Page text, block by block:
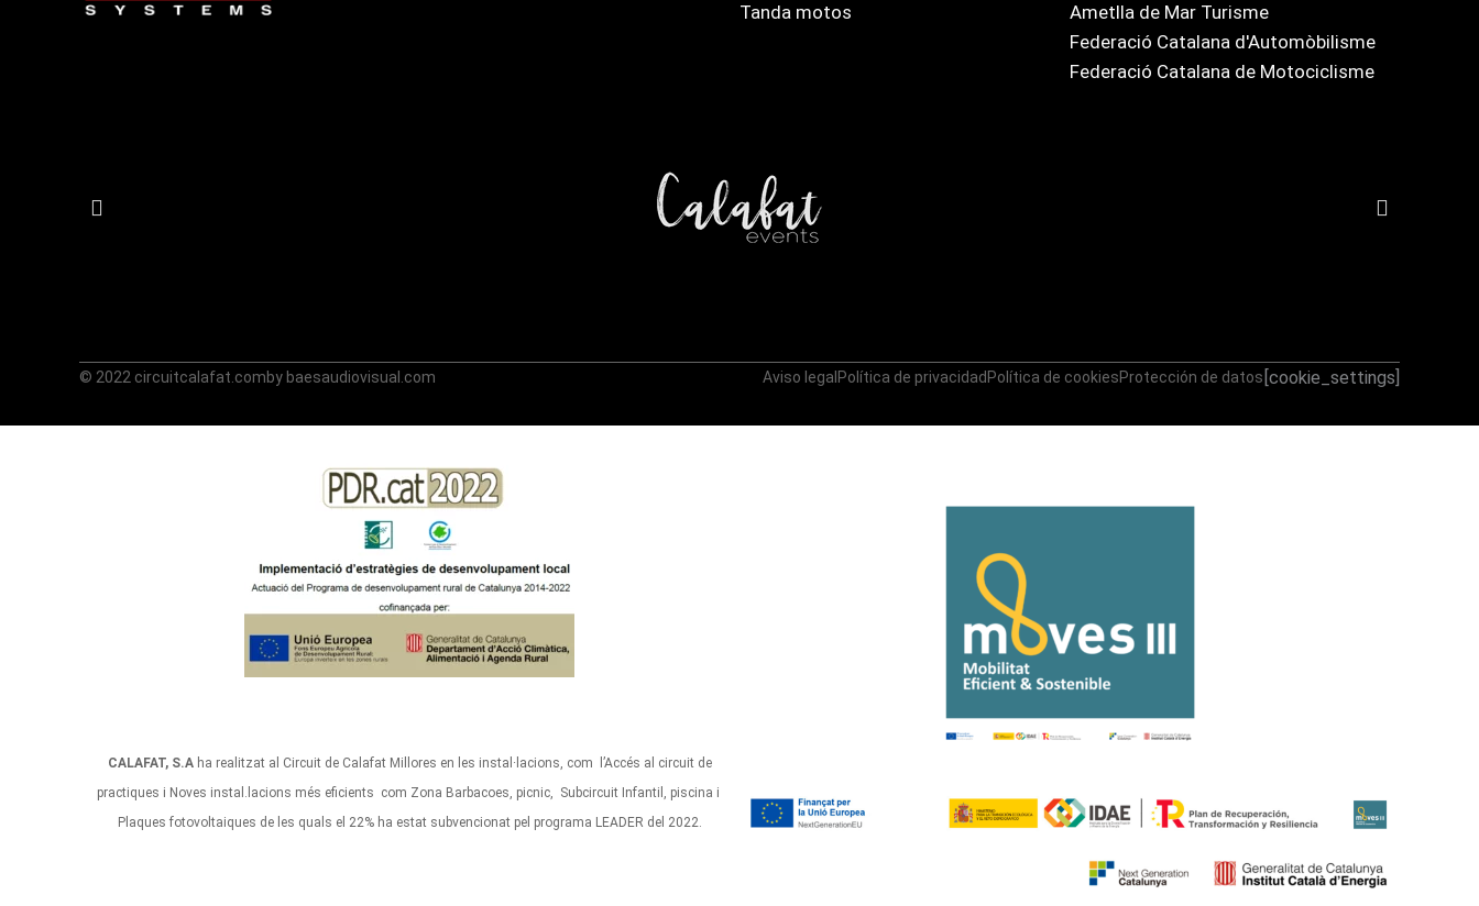
Tanda motos
Ametlla de Mar Turisme
Federació Catalana d'Automòbilisme
Federació Catalana de Motociclisme
© 2022 circuitcalafat.comby baesaudiovisual.com Aviso legal Política de privacidad Política de cookiesProtección de datos [cookie_settings]
CALAFAT, S.Aha realitzat al Circuit de Calafat Millores en les instal·lacions, com l’Accés al circuit de
practiques i Noves instal.lacions més eficients com Zona Barbacoes, picnic, Subcircuit Infantil, piscina i
Plaques fotovoltaiques de les quals el 22% ha estat subvencionat pel programa LEADER del 2022.